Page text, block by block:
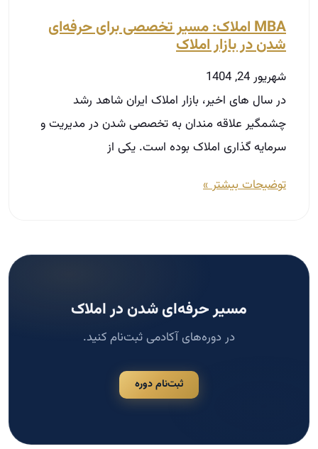
MBA املاک: مسیر تخصصی برای حرفه‌ای
شدن در بازار املاک
شهریور 24, 1404
در سال‌ های اخیر، بازار املاک ایران شاهد رشد
چشمگیر علاقه‌ مندان به تخصصی شدن در مدیریت و
سرمایه‌ گذاری املاک بوده است. یکی از
توضیحات بیشتر »
مسیر حرفه‌ای شدن در املاک
در دوره‌های آکادمی ثبت‌نام کنید.
ثبت‌نام دوره